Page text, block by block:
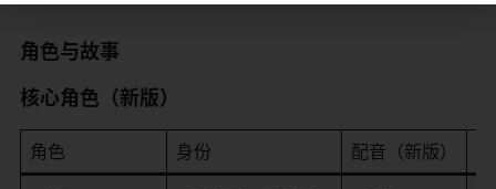
角色与故事
核心角色（新版）
角色 身份 配音（新版）